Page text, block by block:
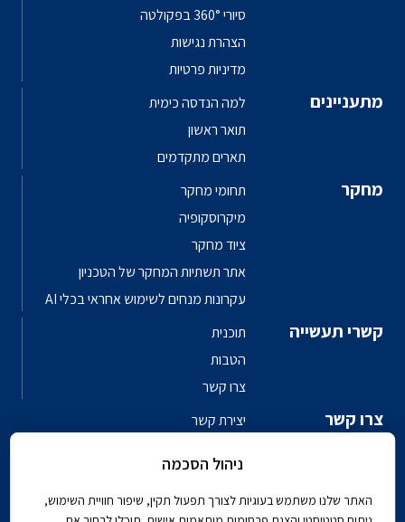
סיורי 360° בפקולטה
הצהרת נגישות
מדיניות פרטיות
מתעניינים
למה הנדסה כימית
תואר ראשון
תארים מתקדמים
מחקר
תחומי מחקר
מיקרוסקופיה
ציוד מחקר
אתר תשתיות המחקר של הטכניון
עקרונות מנחים לשימוש אחראי בכלי AI
קשרי תעשייה
תוכנית
הטבות
צרו קשר
צרו קשר
יצירת קשר
ספר טלפונים פקולטי
ניהול הסכמה
האתר שלנו משתמש בעוגיות לצורך תפעול תקין, שיפור חוויית השימוש,